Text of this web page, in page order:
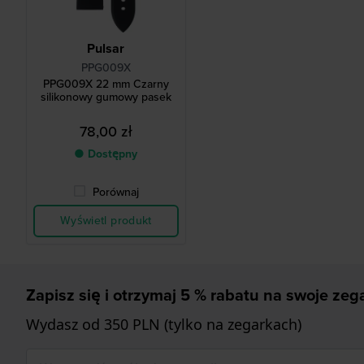
Pulsar
PPG009X
PPG009X 22 mm Czarny
silikonowy gumowy pasek
78,00 zł
● Dostępny
Porównaj
Wyświetl produkt
Zapisz się i otrzymaj 5 % rabatu na swoje
Wydasz od 350 PLN (tylko na zegarkach)